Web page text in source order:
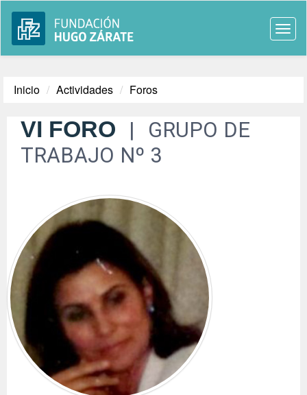
Inicio Actividades Foros
VI FORO
GRUPO DE
TRABAJO Nº 3